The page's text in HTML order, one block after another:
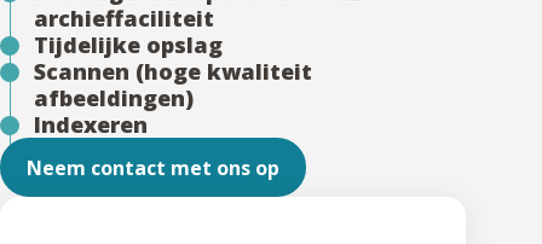
archieffaciliteit
Tijdelijke opslag
Scannen (hoge kwaliteit
afbeeldingen)
Indexeren
Neem contact met ons op